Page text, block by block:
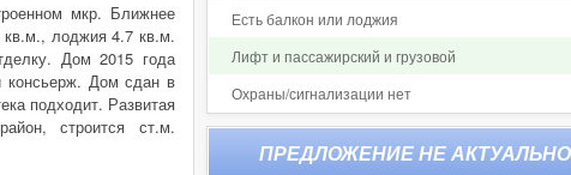
мкр. Ближнее
кв.м., лоджия 4.7 кв.м.
Дом 2015 года
консьерж. Дом сдан в
подходит. Развитая
строится ст.м.
Есть балкон или лоджия
Лифт и пассажирский и грузовой
Охраны/сигнализации нет